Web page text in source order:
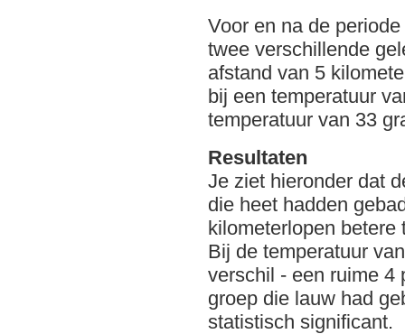
Voor en na de
twee verschillende
afstand van 5
bij een temperatuur
temperatuur van 33
Resultaten
Je ziet hieronder dat
die heet hadden
kilometerlopen betere
Bij de temperatuur
verschil - een ruime 4
groep die lauw had
statistisch significant.